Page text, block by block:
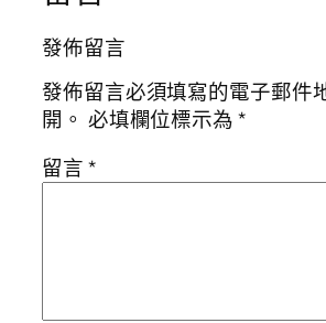
發佈留言
發佈留言必須填寫的電子郵件
開。 必填欄位標示為*
留言*